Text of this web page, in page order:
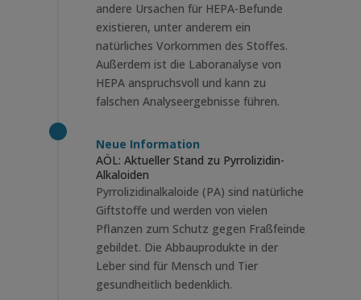
andere Ursachen für HEPA-Befunde
existieren, unter anderem ein
natürliches Vorkommen des Stoffes.
Außerdem ist die Laboranalyse von
HEPA anspruchsvoll und kann zu
falschen Analyseergebnisse führen.
Neue Information
AÖL: Aktueller Stand zu Pyrrolizidin-
Alkaloiden
Pyrrolizidinalkaloide (PA) sind natürliche
Giftstoffe und werden von vielen
Pflanzen zum Schutz gegen Fraßfeinde
gebildet. Die Abbauprodukte in der
Leber sind für Mensch und Tier
gesundheitlich bedenklich.